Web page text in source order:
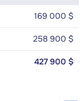
169 000 $
258 900 $
427 900 $